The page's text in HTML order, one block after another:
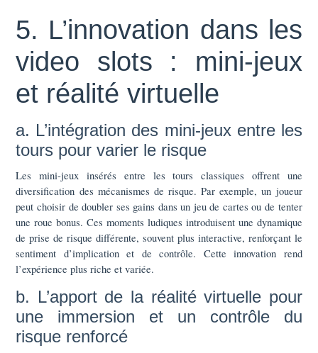
5. L’innovation dans les
video slots : mini-jeux
et réalité virtuelle
a. L’intégration des mini-jeux entre les
tours pour varier le risque
Les mini-jeux insérés entre les tours classiques offrent une
diversification des mécanismes de risque. Par exemple, un joueur
peut choisir de doubler ses gains dans un jeu de cartes ou de tenter
une roue bonus. Ces moments ludiques introduisent une dynamique
de prise de risque différente, souvent plus interactive, renforçant le
sentiment d’implication et de contrôle. Cette innovation rend
l’expérience plus riche et variée.
b. L’apport de la réalité virtuelle pour
une immersion et un contrôle du
risque renforcé